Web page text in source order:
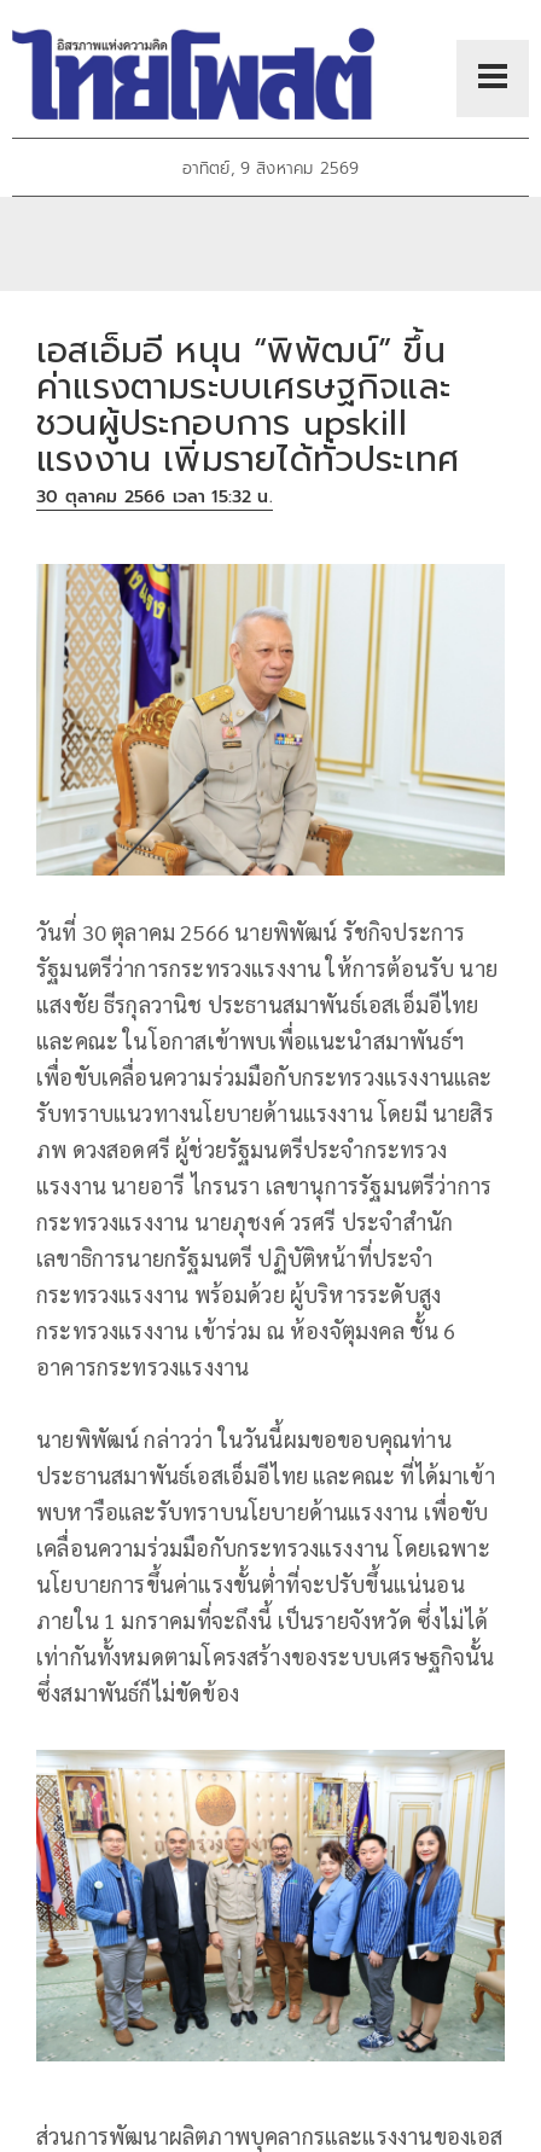
อาทิตย์, 9 สิงหาคม 2569
เอสเอ็มอี หนุน “พิพัฒน์” ขึ้น
ค่าแรงตามระบบเศรษฐกิจและ
ชวนผู้ประกอบการ upskill
แรงงาน เพิ่มรายได้ทั่วประเทศ
30 ตุลาคม 2566 เวลา 15:32 น.
วันที่ 30 ตุลาคม 2566 นายพิพัฒน์ รัชกิจประการ
รัฐมนตรีว่าการกระทรวงแรงงาน ให้การต้อนรับ นาย
แสงชัย ธีรกุลวานิช ประธานสมาพันธ์เอสเอ็มอีไทย
และคณะ ในโอกาสเข้าพบเพื่อแนะนำสมาพันธ์ฯ
เพื่อขับเคลื่อนความร่วมมือกับกระทรวงแรงงานและ
รับทราบแนวทางนโยบายด้านแรงงาน โดยมี นายสิร
ภพ ดวงสอดศรี ผู้ช่วยรัฐมนตรีประจำกระทรวง
แรงงาน นายอารี ไกรนรา เลขานุการรัฐมนตรีว่าการ
กระทรวงแรงงาน นายภุชงค์ วรศรี ประจำสำนัก
เลขาธิการนายกรัฐมนตรี ปฏิบัติหน้าที่ประจำ
กระทรวงแรงงาน พร้อมด้วย ผู้บริหารระดับสูง
กระทรวงแรงงาน เข้าร่วม ณ ห้องจัตุมงคล ชั้น 6
อาคารกระทรวงแรงงาน
นายพิพัฒน์ กล่าวว่า ในวันนี้ผมขอขอบคุณท่าน
ประธานสมาพันธ์เอสเอ็มอีไทย และคณะ ที่ได้มาเข้า
พบหารือและรับทราบนโยบายด้านแรงงาน เพื่อขับ
เคลื่อนความร่วมมือกับกระทรวงแรงงาน โดยเฉพาะ
นโยบายการขึ้นค่าแรงขั้นต่ำที่จะปรับขึ้นแน่นอน
ภายใน 1 มกราคมที่จะถึงนี้ เป็นรายจังหวัด ซึ่งไม่ได้
เท่ากันทั้งหมดตามโครงสร้างของระบบเศรษฐกิจนั้น
ซึ่งสมาพันธ์ก็ไม่ขัดข้อง
ส่วนการพัฒนาผลิตภาพบุคลากรและแรงงานของเอส